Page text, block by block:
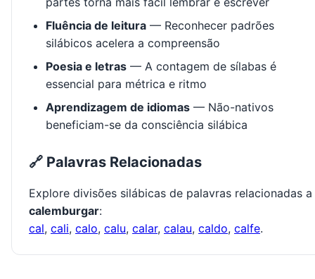
Fluência de leitura — Reconhecer padrões
silábicos acelera a compreensão
Poesia e letras — A contagem de sílabas é
essencial para métrica e ritmo
Aprendizagem de idiomas — Não-nativos
beneficiam-se da consciência silábica
🔗 Palavras Relacionadas
Explore divisões silábicas de palavras relacionadas a
calemburgar:
cal, cali, calo, calu, calar, calau, caldo, calfe.